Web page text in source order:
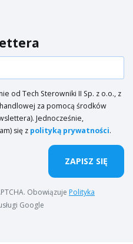
od Tech Sterowniki II Sp. z o.o., z
za pomocą środków
Jednocześnie,
się z polityką prywatności.
ZAPISZ SIĘ
Obowiązuje Polityka
Google